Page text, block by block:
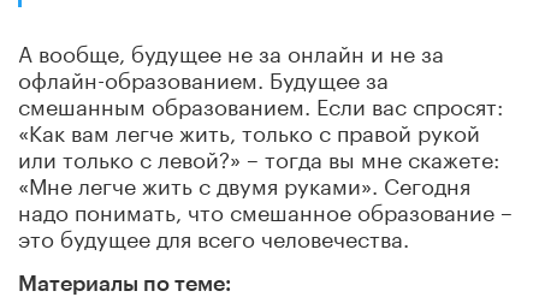
А вообще, будущее не за онлайн и не за
офлайн-образованием. Будущее за
смешанным образованием. Если вас спросят:
«Как вам легче жить, только с правой рукой
или только с левой?» – тогда вы мне скажете:
«Мне легче жить с двумя руками». Сегодня
надо понимать, что смешанное образование –
это будущее для всего человечества.
Материалы по теме: